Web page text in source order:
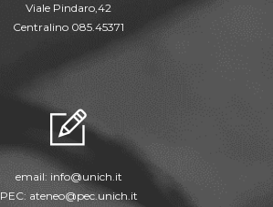
Viale Pindaro,42
Centralino 085.45371
email: info@unich.it
PEC: ateneo@pec.unich.it